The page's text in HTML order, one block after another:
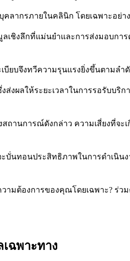
ากรภายในคลินิก โดยเฉพาะอย่
ชิงลึกที่แม่นยำและการส่งมอบก
บียบจึงทวีความรุนแรงยิ่งขึ้นตามลำ
งผลให้ระยะเวลาในการรอรับบ
ถานการณ์ดังกล่าว ความเสี่ยงที่จ
บั่นทอนประสิทธิภาพในการดำเนิ
มต้องการของคุณโดยเฉพาะ? ร่
ฉพาะทาง